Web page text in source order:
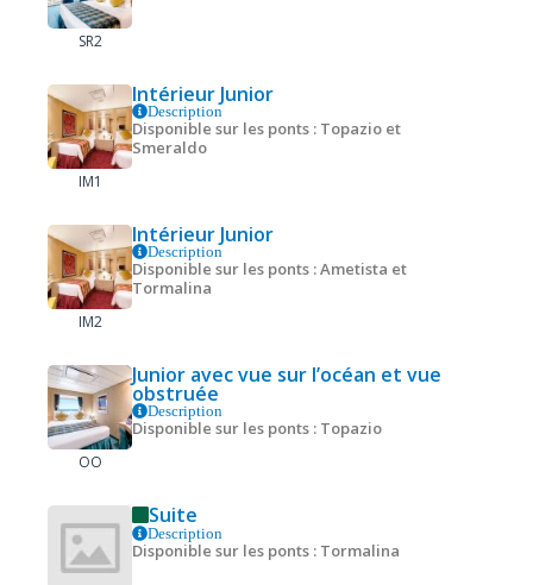
SR2
IM1
Intérieur Junior
Description
Disponible sur les ponts : Topazio et
Smeraldo
IM2
Intérieur Junior
Description
Disponible sur les ponts : Ametista et
Tormalina
OO
Junior avec vue sur l’océan et vue
obstruée
Description
Disponible sur les ponts : Topazio
Suite
Description
Disponible sur les ponts : Tormalina